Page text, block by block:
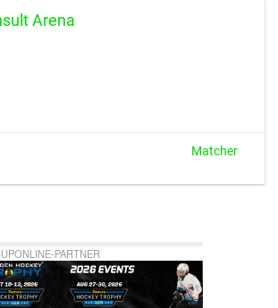
Arena
Matcher
PARTNER